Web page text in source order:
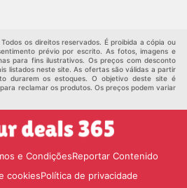
os direitos reservados. É proibida a cópia ou
prévio por escrito. As fotos, imagens e
para fins ilustrativos. Os preços com desconto
listados neste site. As ofertas são válidas a partir
durarem os estoques. O objetivo deste site é
reclamar os produtos. Os preços podem variar
e CondiçõesReportar Contenido
cookiesPolítica de privacidade